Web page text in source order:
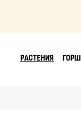
РАСТЕНИЯ